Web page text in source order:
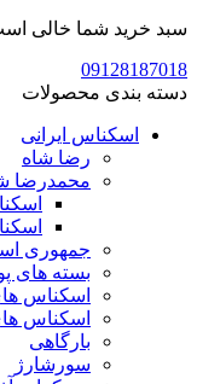
سبد خرید شما خالی
09128187018
دسته بندی محصولات
اسکناس ایرانی
رضا شاه
محمدرضا
جمهوری
بسته های
اسکناس
اسکناس
بارگاهی
سورشارژ